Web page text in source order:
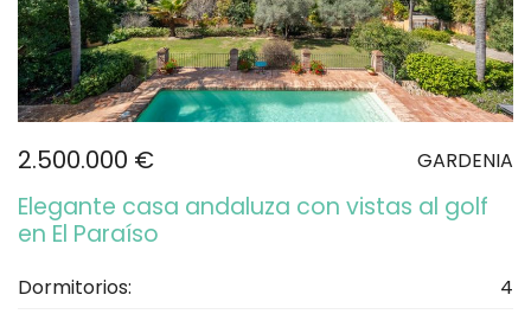
2.500.000 € GARDENIA
Elegante casa andaluza con vistas al golf
en El Paraíso
Dormitorios:
4